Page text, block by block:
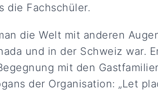
die Fachschüler.
die Welt mit anderen
und in der Schweiz war.
mit den
der Organisation: „Let